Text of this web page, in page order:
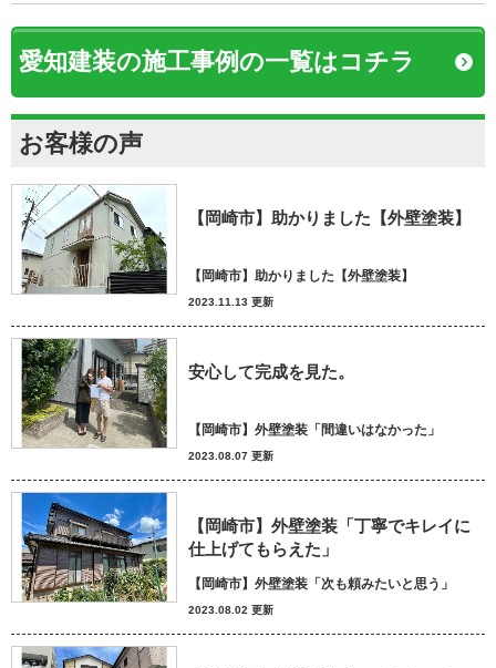
愛知建装の施工事例の一覧はコチラ
お客様の声
【岡崎市】助かりました【外壁塗装】
【岡崎市】助かりました【外壁塗装】
2023.11.13 更新
安心して完成を見た。
【岡崎市】外壁塗装「間違いはなかった」
2023.08.07 更新
【岡崎市】外壁塗装「丁寧でキレイに
仕上げてもらえた」
【岡崎市】外壁塗装「次も頼みたいと思う」
2023.08.02 更新